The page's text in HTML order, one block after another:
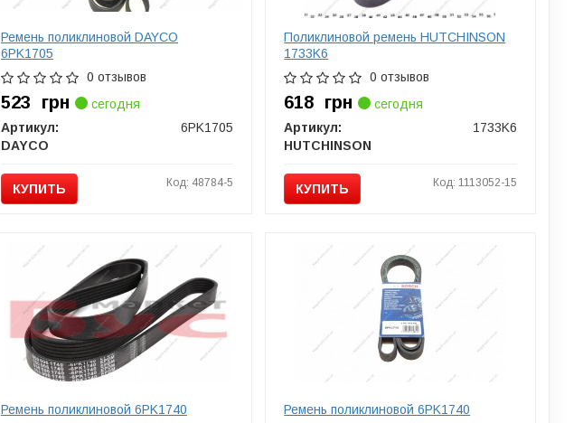
Ремень поликлиновой DAYCO
6PK1705
0 отзывов
523 грн
сегодня
Артикул:
6PK1705
DAYCO
КУПИТЬ Код: 48784-5
Поликлиновой ремень HUTCHINSON
1733K6
0 отзывов
618 грн
сегодня
Артикул:
1733K6
HUTCHINSON
КУПИТЬ Код: 1113052-15
Ремень поликлиновой 6PK1740 Ремень поликлиновой 6PK1740